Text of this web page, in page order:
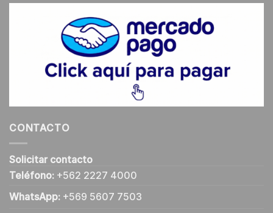
CONTACTO
Solicitar contacto
Teléfono: +562 2227 4000
WhatsApp: +569 5607 7503